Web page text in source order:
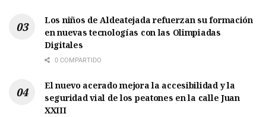
Los niños de Aldeatejada refuerzan su formación
en nuevas tecnologías con las Olimpiadas
Digitales
0 COMPARTIDO
El nuevo acerado mejora la accesibilidad y la
seguridad vial de los peatones en la calle Juan
XXIII